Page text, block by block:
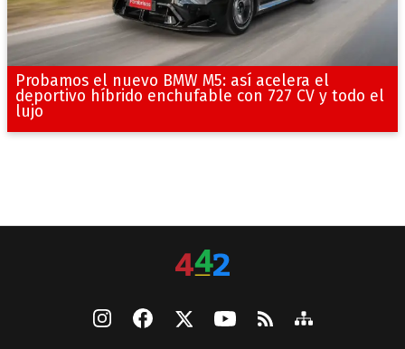
Probamos el nuevo BMW M5: así acelera el
deportivo híbrido enchufable con 727 CV y todo el
lujo